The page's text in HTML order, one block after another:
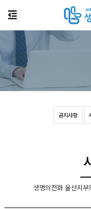
공지사항
생명의전화 울산지